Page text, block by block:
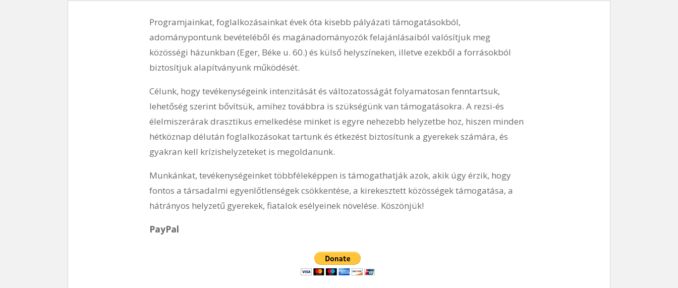
Programjainkat, foglalkozásainkat évek óta kisebb pályázati támogatásokból,
adománypontunk bevételéből és magánadományozók felajánlásaiból valósítjuk meg
közösségi házunkban (Eger, Béke u. 60.) és külső helyszíneken, illetve ezekből a forrásokból
biztosítjuk alapítványunk működését.
Célunk, hogy tevékenységeink intenzitását és változatosságát folyamatosan fenntartsuk,
lehetőség szerint bővítsük, amihez továbbra is szükségünk van támogatásokra. A rezsi-és
élelmiszerárak drasztikus emelkedése minket is egyre nehezebb helyzetbe hoz, hiszen minden
hétköznap délután foglalkozásokat tartunk és étkezést biztosítunk a gyerekek számára, és
gyakran kell krízishelyzeteket is megoldanunk.
Munkánkat, tevékenységeinket többféleképpen is támogathatják azok, akik úgy érzik, hogy
fontos a társadalmi egyenlőtlenségek csökkentése, a kirekesztett közösségek támogatása, a
hátrányos helyzetű gyerekek, fiatalok esélyeinek növelése. Köszönjük!
PayPal